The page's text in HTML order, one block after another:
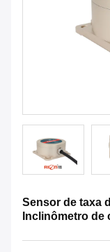
Sensor de taxa
Inclinômetro de